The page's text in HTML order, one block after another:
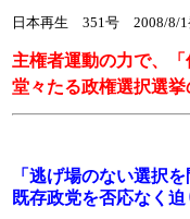
日本再生 351号 2008/8/1
主権者運動の力で、
堂々たる政権選択選
「逃げ場のない選択
既存政党を否応なく